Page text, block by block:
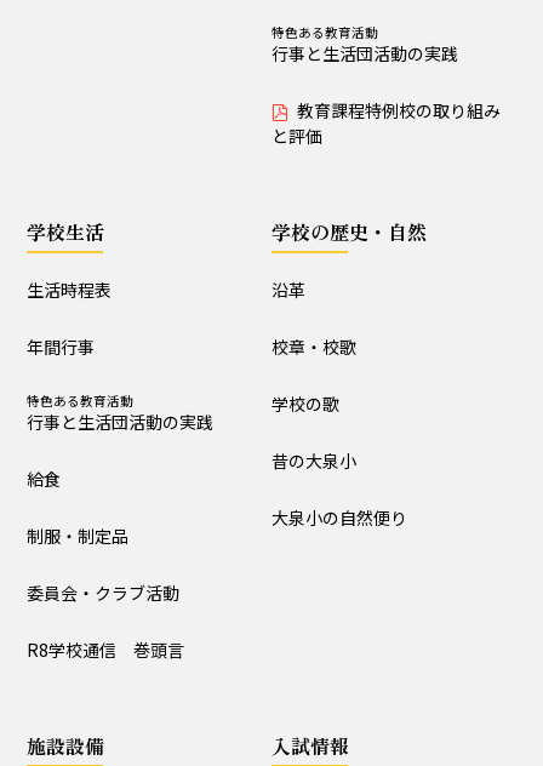
特色ある教育活動
行事と生活団活動の実践
給食
R8学校通信 巻頭言
大泉小の自然便り
構内図 富浦寮
特色ある教育活動
行事と生活団活動の実践
教育課程特例校の取り組み
と評価
学校生活
生活時程表
年間行事
特色ある教育活動
行事と生活団活動の実践
給食
制服・制定品
委員会・クラブ活動
R8学校通信 巻頭言
学校の歴史・自然
沿革
校章・校歌
学校の歌
昔の大泉小
大泉小の自然便り
施設設備 入試情報